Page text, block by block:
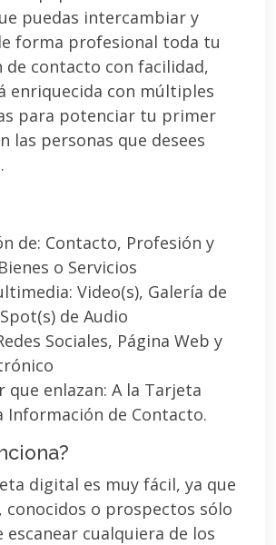
puedas intercambiar y
forma profesional toda tu
de contacto con facilidad,
enriquecida con múltiples
para potenciar tu primer
las personas que desees
de: Contacto, Profesión y
o Servicios
Video(s), Galería de
de Audio
Sociales, Página Web y
que enlazan: A la Tarjeta
Información de Contacto.
digital es muy fácil, ya que
conocidos o prospectos sólo
escanear cualquiera de los